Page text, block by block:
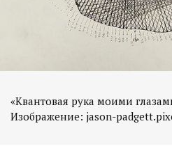
«Квантовая рука моими
Изображение: jason-